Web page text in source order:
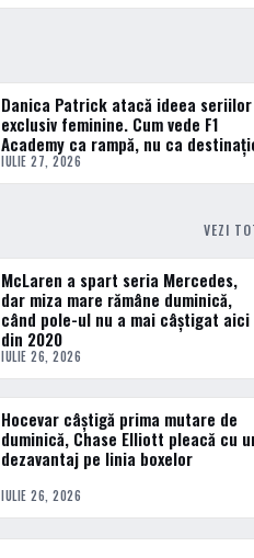
3 · TOP
Danica Patrick atacă ideea seriilor
exclusiv feminine. Cum vede F1
Academy ca rampă, nu ca
IULIE 27, 2026
VEZI
FORMULA 1
McLaren a spart seria Mercedes,
dar miza mare rămâne duminică,
când pole-ul nu a mai câștigat aici
din 2020
IULIE 26, 2026
DIVERSE
Hocevar câștigă prima mutare de
duminică, Chase Elliott pleacă cu
dezavantaj pe linia boxelor
IULIE 26, 2026